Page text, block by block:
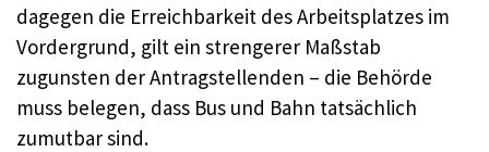
dagegen die Erreichbarkeit des Arbeitsplatzes im
Vordergrund, gilt ein strengerer Maßstab
zugunsten der Antragstellenden – die Behörde
muss belegen, dass Bus und Bahn tatsächlich
zumutbar sind.